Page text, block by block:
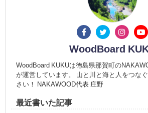
WoodBoard
WoodBoard KUKUは徳島県那賀町の
が運営しています。 山と川と海と人をつな
さい！ NAKAWOOD代表 庄野
最近書いた記事